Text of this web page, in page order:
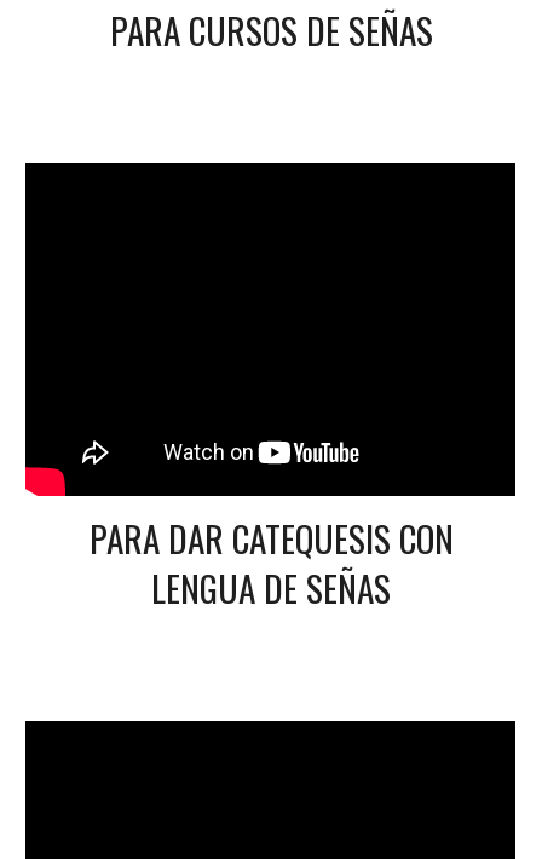
PARA CURSOS DE SEÑAS
PARA DAR CATEQUESIS CON
LENGUA DE SEÑAS